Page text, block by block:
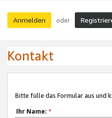
Anmelden oder
Kontakt
Bitte fülle das Formular aus und
Ihr Name: *